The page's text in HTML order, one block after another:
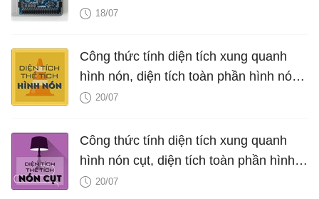
18/07
Công thức tính diện tích xung quanh
hình nón, diện tích toàn phần hình nón,
thể tích hình nón, V nón
20/07
Công thức tính diện tích xung quanh
hình nón cụt, diện tích toàn phần hình
nón cụt, thể tích hình nón cụt
20/07